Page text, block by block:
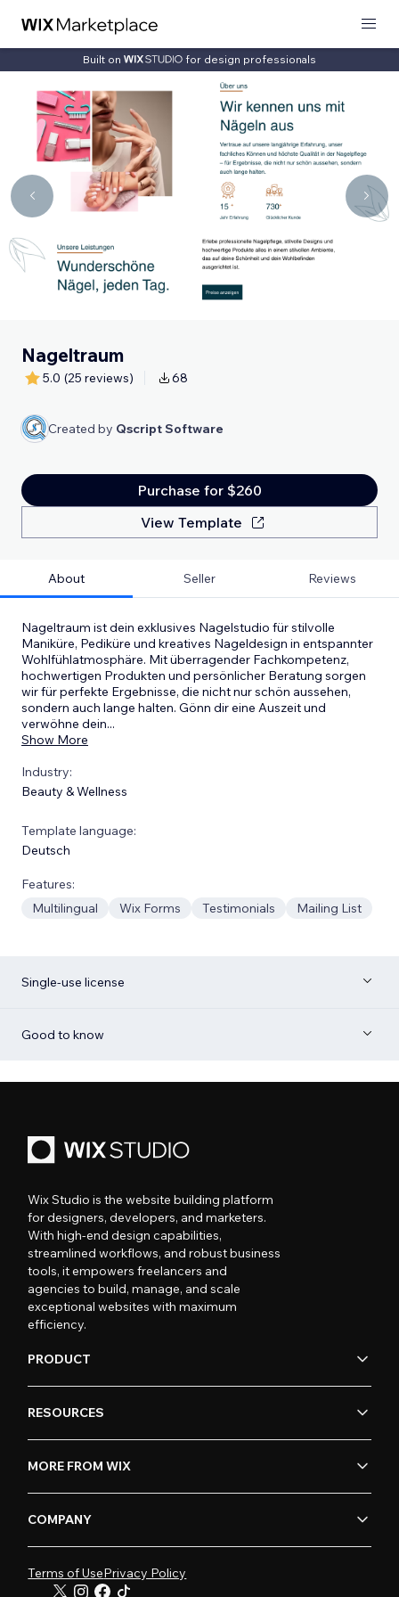
Built on for design professionals
Nageltraum
5.0 (25 reviews) 68
Created by Qscript Software
Purchase for $260
View Template
About Seller Reviews
Nageltraum ist dein exklusives Nagelstudio für stilvolle
Maniküre, Pediküre und kreatives Nageldesign in entspannter
Wohlfühlatmosphäre. Mit überragender Fachkompetenz,
hochwertigen Produkten und persönlicher Beratung sorgen
wir für perfekte Ergebnisse, die nicht nur schön aussehen,
sondern auch lange halten. Gönn dir eine Auszeit und
verwöhne dein...
Show More
Industry:
Beauty & Wellness
Template language:
Deutsch
Features:
Multilingual
Wix Forms Testimonials Mailing List
Single-use license
Good to know
Wix Studio is the website building platform
for designers, developers, and marketers.
With high-end design capabilities,
streamlined workflows, and robust business
tools, it empowers freelancers and
agencies to build, manage, and scale
exceptional websites with maximum
efficiency.
PRODUCT
RESOURCES
MORE FROM WIX
COMPANY
Terms of UsePrivacy Policy